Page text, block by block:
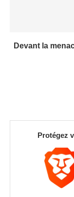
Devant la
Protégez